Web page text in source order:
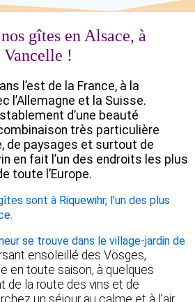
gîtes en Alsace, à
!
l’est de la France, à la
l’Allemagne et la Suisse.
d’une beauté
très particulière
de paysages et surtout de
en fait l’un des endroits les plus
toute l’Europe.
sont à Riquewihr, l’un des plus
.
se trouve dans le village-jardin de
ensoleillé des Vosges,
en toute saison, à quelques
de la route des vins et de